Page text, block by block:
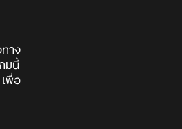
าง
มนี้
พื่อ